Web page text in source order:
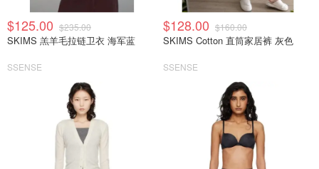
$125.00 $235.00
SKIMS 羔羊毛拉链卫衣 海军蓝
SSENSE
$128.00 $160.00
SKIMS Cotton 直筒家居裤 灰色
SSENSE